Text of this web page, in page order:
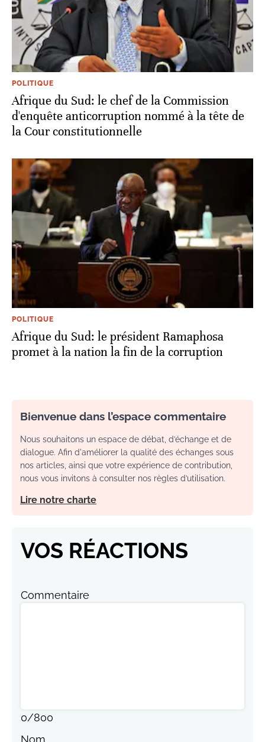
POLITIQUE
Afrique du Sud: le chef de la Commission
d'enquête anticorruption nommé à la tête de
la Cour constitutionnelle
POLITIQUE
Afrique du Sud: le président Ramaphosa
promet à la nation la fin de la corruption
Bienvenue dans l’espace commentaire
Nous souhaitons un espace de débat, d’échange et de
dialogue. Afin d'améliorer la qualité des échanges sous
nos articles, ainsi que votre expérience de contribution,
nous vous invitons à consulter nos règles d’utilisation.
Lire notre charte
VOS RÉACTIONS
Commentaire
0/800
Nom